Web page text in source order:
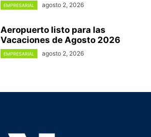
EMPRESARIAL agosto 2, 2026
Aeropuerto listo para las
Vacaciones de Agosto 2026
EMPRESARIAL agosto 2, 2026